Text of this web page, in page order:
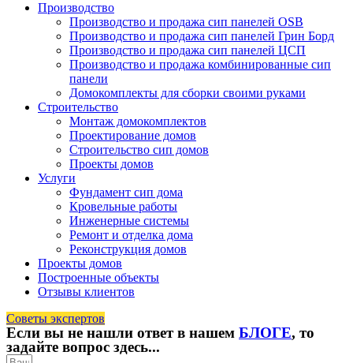
Производство
Производство и продажа сип панелей OSB
Производство и продажа сип панелей Грин Борд
Производство и продажа сип панелей ЦСП
Производство и продажа комбинированные сип
панели
Домокомплекты для сборки своими руками
Строительство
Монтаж домокомплектов
Проектирование домов
Строительство сип домов
Проекты домов
Услуги
Фундамент сип дома
Кровельные работы
Инженерные системы
Ремонт и отделка дома
Реконструкция домов
Проекты домов
Построенные объекты
Отзывы клиентов
Советы экспертов
Если вы не нашли ответ в нашем БЛОГЕ, то
задайте вопрос здесь...